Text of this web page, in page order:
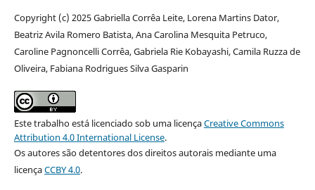
Copyright (c) 2025 Gabriella Corrêa Leite, Lorena Martins Dator,
Beatriz Avila Romero Batista, Ana Carolina Mesquita Petruco,
Caroline Pagnoncelli Corrêa, Gabriela Rie Kobayashi, Camila Ruzza de
Oliveira, Fabiana Rodrigues Silva Gasparin
Este trabalho está licenciado sob uma licençaCreative Commons
Attribution 4.0 International License.
Os autores são detentores dos direitos autorais mediante uma
licençaCCBY 4.0.